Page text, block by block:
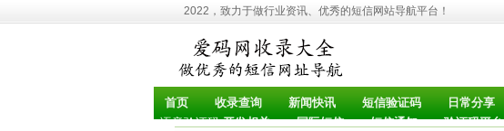
2022，致力于做行业资讯、优秀的短信网站导航平台！
首页 收录查询 新闻快讯 短信验证码 日常分享
语音验证码 开发相关 国际短信 短信通知 验证码平台